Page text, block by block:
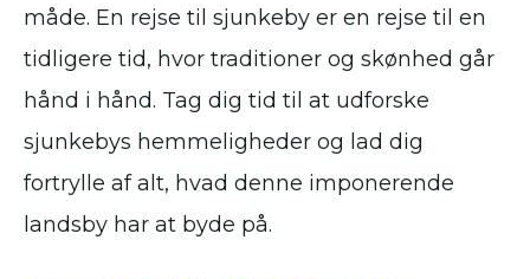
måde. En rejse til sjunkeby er en rejse til en
tidligere tid, hvor traditioner og skønhed går
hånd i hånd. Tag dig tid til at udforske
sjunkebys hemmeligheder og lad dig
fortrylle af alt, hvad denne imponerende
landsby har at byde på.